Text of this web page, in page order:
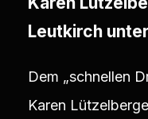
Leutkirch
Dem „schnellen
Karen